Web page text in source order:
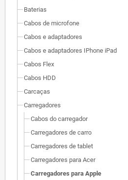
Baterias
Cabos de microfone
Cabos e adaptadores
Cabos e adaptadores IPhone iPad
Cabos Flex
Cabos HDD
Carcaças
Carregadores
Cabos do carregador
Carregadores de carro
Carregadores de tablet
Carregadores para Acer
Carregadores para Apple